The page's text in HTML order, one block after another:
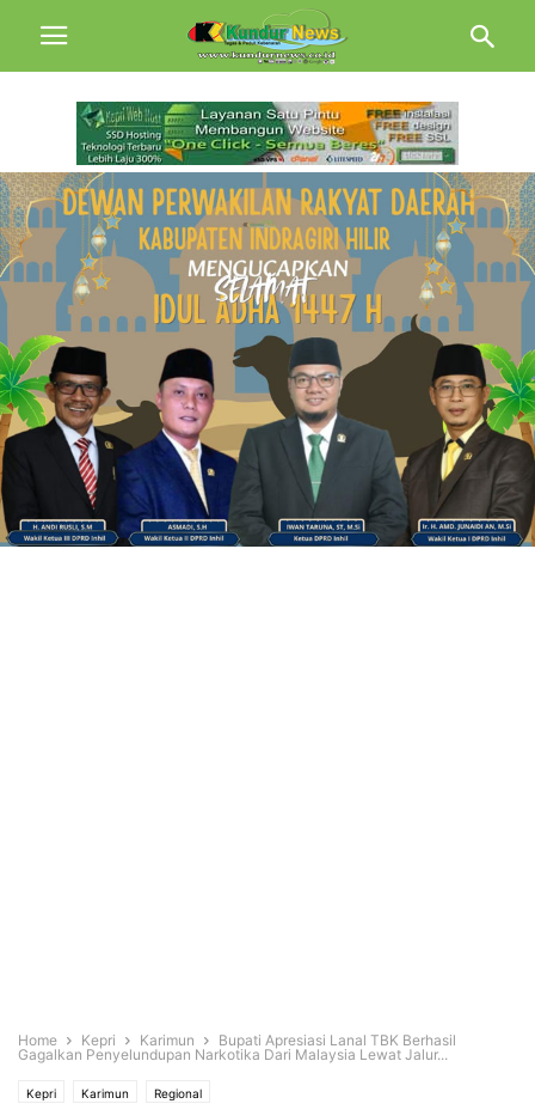
Home Kepri Karimun
Bupati Apresiasi Lanal TBK Berhasil
Gagalkan Penyelundupan Narkotika Dari Malaysia Lewat Jalur...
Kepri Karimun Regional